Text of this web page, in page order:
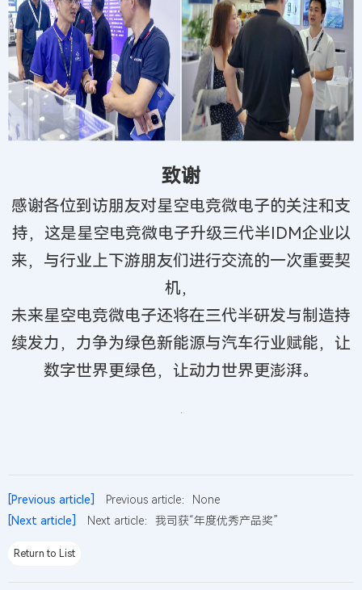
致谢
感谢各位到访朋友对星空电竞微电子的关注和支
持，这是星空电竞微电子升级三代半IDM企业以
来，与行业上下游朋友们进行交流的一次重要契
机，
未来星空电竞微电子还将在三代半研发与制造持
续发力，力争为绿色新能源与汽车行业赋能，让
数字世界更绿色，让动力世界更澎湃。
[Previous article]
Previous article：None
[Next article]
Next article：我司获“年度优秀产品奖”
Return to List